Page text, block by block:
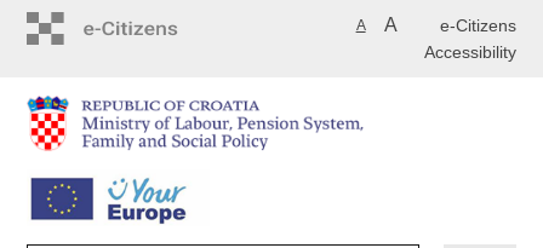
e-Citizens
A A
Accessibility